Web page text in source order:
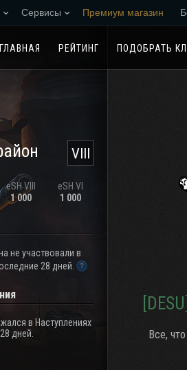
Сервисы Премиум магазин
ГЛАВНАЯ
РЕЙТИНГ ПОДОБРАТЬ
VIII
eSH VIII
1 000
eSH VI
1 000
не участвовали в
28 дней.
в Наступлениях
дней.
Все,